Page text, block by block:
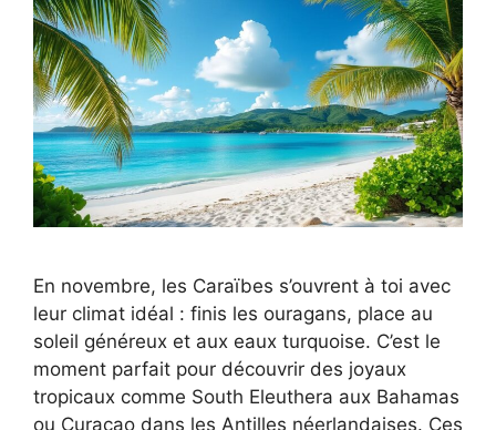
En novembre, les Caraïbes s’ouvrent à toi avec
leur climat idéal : finis les ouragans, place au
soleil généreux et aux eaux turquoise. C’est le
moment parfait pour découvrir des joyaux
tropicaux comme South Eleuthera aux Bahamas
ou Curaçao dans les Antilles néerlandaises. Ces